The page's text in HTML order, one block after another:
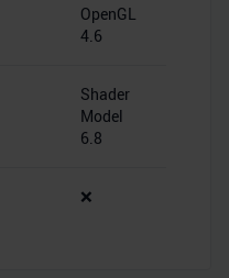
OpenGL
4.6
Shader
Model
6.8
❌